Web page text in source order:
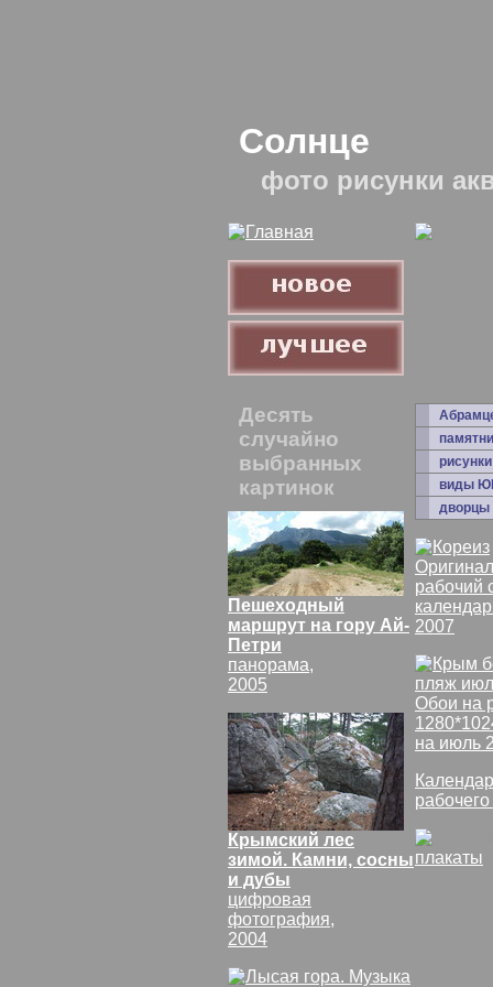
Солнце
фото рисунки
Десять
случайно
выбранных
картинок
Пешеходный
маршрут на гору Ай-
Петри
панорама,
2005
Крымский лес
зимой. Камни, сосны
и дубы
цифровая
фотография,
2004
рисунки
виды
рабочий
2007
Обои на
на июль
плакаты